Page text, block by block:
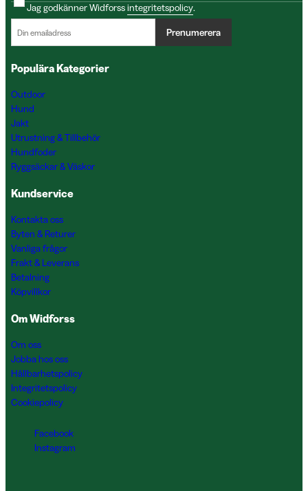
Jag godkänner Widforssintegritetspolicy.
Prenumerera
Populära Kategorier
Outdoor
Hund
Jakt
Utrustning & Tillbehör
Hundfoder
Ryggsäckar & Väskor
Kundservice
Kontakta oss
Byten & Returer
Vanliga frågor
Frakt & Leverans
Betalning
Köpvillkor
Om Widforss
Om oss
Jobba hos oss
Hållbarhetspolicy
Integritetspolicy
Cookiepolicy
Facebook
Instagram